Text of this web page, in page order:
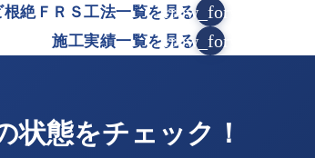
arrow_forward
根絶ＦＲＳ工法一覧を見る
arrow_forward
施工実績一覧を見る
状態をチェック！